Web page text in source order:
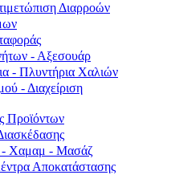
Διαρροών
- Αξεσουάρ
- Πλυντήρια Χαλιών
- Διαχείριση
Προϊόντων
- Χαμαμ - Μασάζ
Αποκατάστασης